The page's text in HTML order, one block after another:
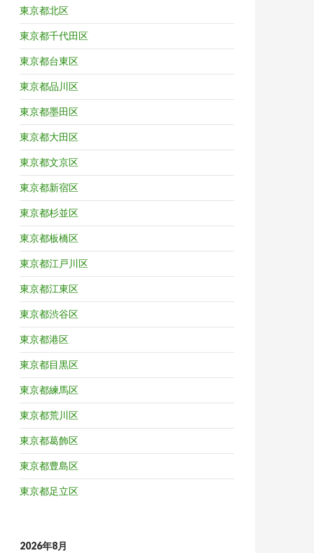
東京都北区
東京都千代田区
東京都台東区
東京都品川区
東京都墨田区
東京都大田区
東京都文京区
東京都新宿区
東京都杉並区
東京都板橋区
東京都江戸川区
東京都江東区
東京都渋谷区
東京都港区
東京都目黒区
東京都練馬区
東京都荒川区
東京都葛飾区
東京都豊島区
東京都足立区
2026年8月